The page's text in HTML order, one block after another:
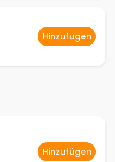
Hinzufügen
Hinzufügen